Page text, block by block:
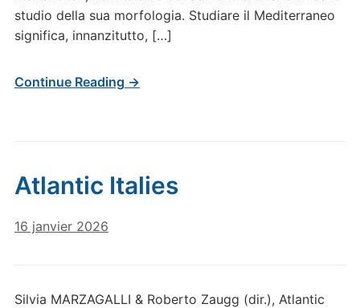
studio della sua morfologia. Studiare il Mediterraneo
significa, innanzitutto, […]
Continue Reading →
Atlantic Italies
16 janvier 2026
Silvia MARZAGALLI & Roberto Zaugg (dir.), Atlantic